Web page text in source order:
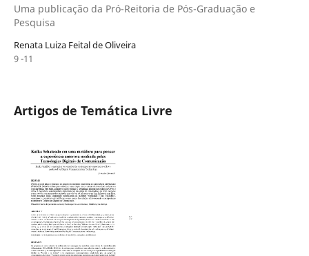
Uma publicação da Pró-Reitoria de Pós-Graduação e
Pesquisa
Renata Luiza Feital de Oliveira
9 -11
Artigos de Temática Livre